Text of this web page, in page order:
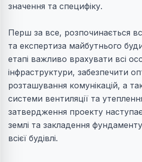
значення та специфіку.
Перш за все, розпочинається
та експертиза майбутнього
етапі важливо врахувати всі
інфраструктури, забезпечити
розташування комунікацій, а
системи вентиляції та
затвердження проекту
землі та закладення
всієї будівлі.